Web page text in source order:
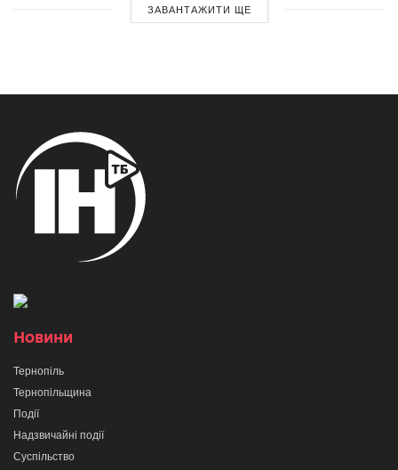
ЗАВАНТАЖИТИ ЩЕ
Новини
Тернопіль
Тернопільщина
Події
Надзвичайні події
Суспільство